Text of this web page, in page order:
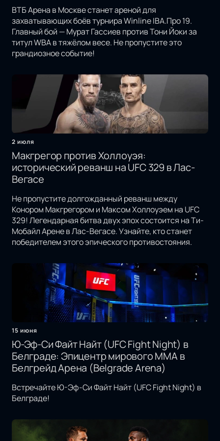
ВТБ Арена в Москве станет ареной для
захватывающих боёв турнира Winline IBA.Про 19.
Главный бой — Мурат Гассиев против Тони Йоки за
титул WBA в тяжёлом весе. Не пропустите это
грандиозное событие!
2 июля
Макгрегор против Холлоуэя:
исторический реванш на UFC 329 в Лас-
Вегасе
Не пропустите долгожданный реванш между
Конором Макгрегором и Максом Холлоуэем на UFC
329! Легендарная битва двух эпох состоится на Ти-
Мобайл Арене в Лас-Вегасе. Узнайте, кто станет
победителем этого эпического противостояния.
15 июня
Ю-Эф-Си Файт Найт (UFC Fight Night) в
Белграде: Эпицентр мирового MMA в
Белгрейд Арена (Belgrade Arena)
Встречайте Ю-Эф-Си Файт Найт (UFC Fight Night) в
Белграде!